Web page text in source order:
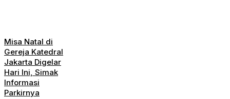
Misa Natal di
Gereja Katedral
Jakarta Digelar
Hari Ini, Simak
Informasi
Parkirnya